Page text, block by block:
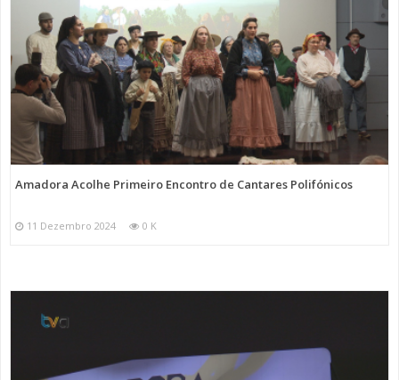
Amadora Acolhe Primeiro Encontro de Cantares Polifónicos
11 Dezembro 2024 0 K